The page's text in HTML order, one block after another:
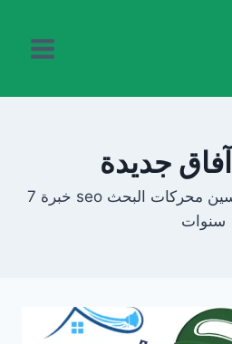
جديدة
شركة متخصصة في تحسين محركات البحث seo خبرة 7
سنوات